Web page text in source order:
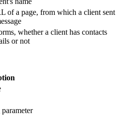
of a page, from which a client sent
whether a client has contacts
or not